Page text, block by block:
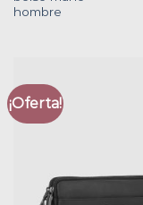
hombre
¡Oferta!